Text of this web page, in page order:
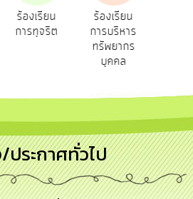
ร้องเรียน
การทุจริต
ร้องเรียน
การบริหาร
ทรัพยากร
บุคคล
ระกาศทั่วไป